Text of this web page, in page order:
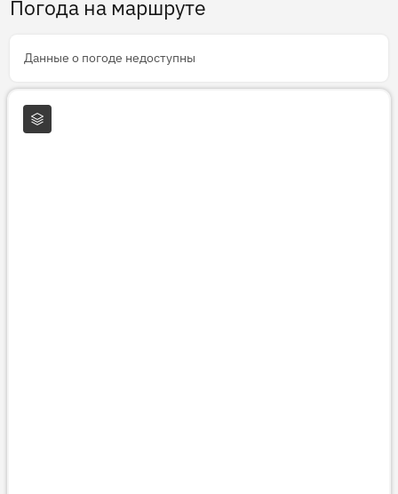
Погода на маршруте
Данные о погоде недоступны